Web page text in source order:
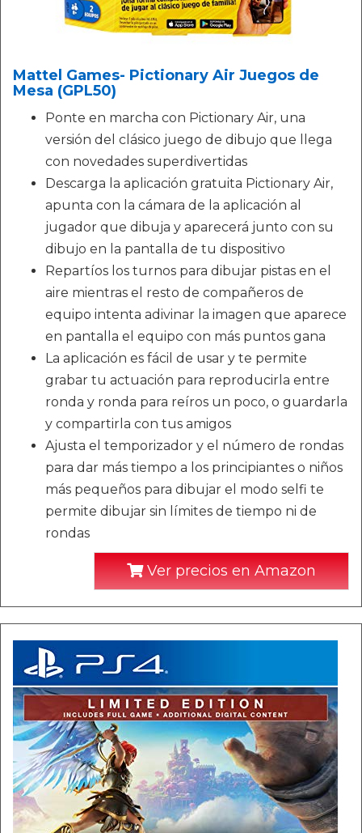
Mattel Games- Pictionary Air Juegos de
Mesa (GPL50)
Ponte en marcha con Pictionary Air, una
versión del clásico juego de dibujo que llega
con novedades superdivertidas
Descarga la aplicación gratuita Pictionary Air,
apunta con la cámara de la aplicación al
jugador que dibuja y aparecerá junto con su
dibujo en la pantalla de tu dispositivo
Repartíos los turnos para dibujar pistas en el
aire mientras el resto de compañeros de
equipo intenta adivinar la imagen que aparece
en pantalla el equipo con más puntos gana
La aplicación es fácil de usar y te permite
grabar tu actuación para reproducirla entre
ronda y ronda para reíros un poco, o guardarla
y compartirla con tus amigos
Ajusta el temporizador y el número de rondas
para dar más tiempo a los principiantes o niños
más pequeños para dibujar el modo selfi te
permite dibujar sin límites de tiempo ni de
rondas
Ver precios en Amazon